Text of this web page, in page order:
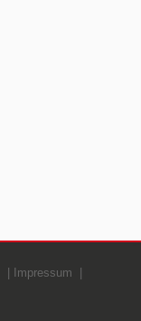
Impressum